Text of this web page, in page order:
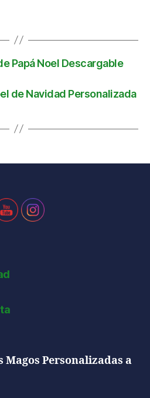
Papá Noel Descargable
de Navidad Personalizada
Magos Personalizadas a